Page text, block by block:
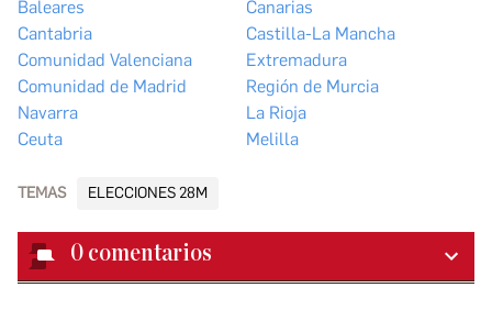
Baleares
Canarias
Cantabria
Castilla-La Mancha
Comunidad Valenciana
Extremadura
Comunidad de Madrid
Región de Murcia
Navarra
La Rioja
Ceuta
Melilla
TEMAS ELECCIONES 28M
0 comentarios